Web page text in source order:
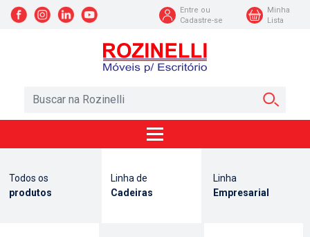
Entre ou
Cadastre-se
Minha
Lista
Todos os
produtos
Linha de
Cadeiras
Linha
Empresarial